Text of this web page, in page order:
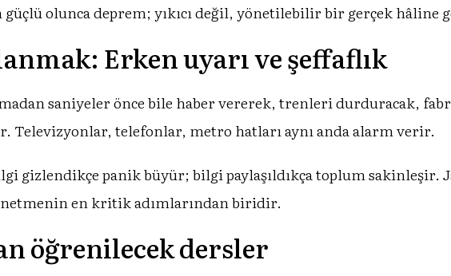
olunca deprem; yıkıcı değil, yönetilebilir bir gerçek hâline
Erken uyarı ve şeffaflık
saniyeler önce bile haber vererek, trenleri durduracak,
Televizyonlar, telefonlar, metro hatları aynı anda alarm verir.
gizlendikçe panik büyür; bilgi paylaşıldıkça toplum sakinleşir.
en kritik adımlarından biridir.
öğrenilecek dersler